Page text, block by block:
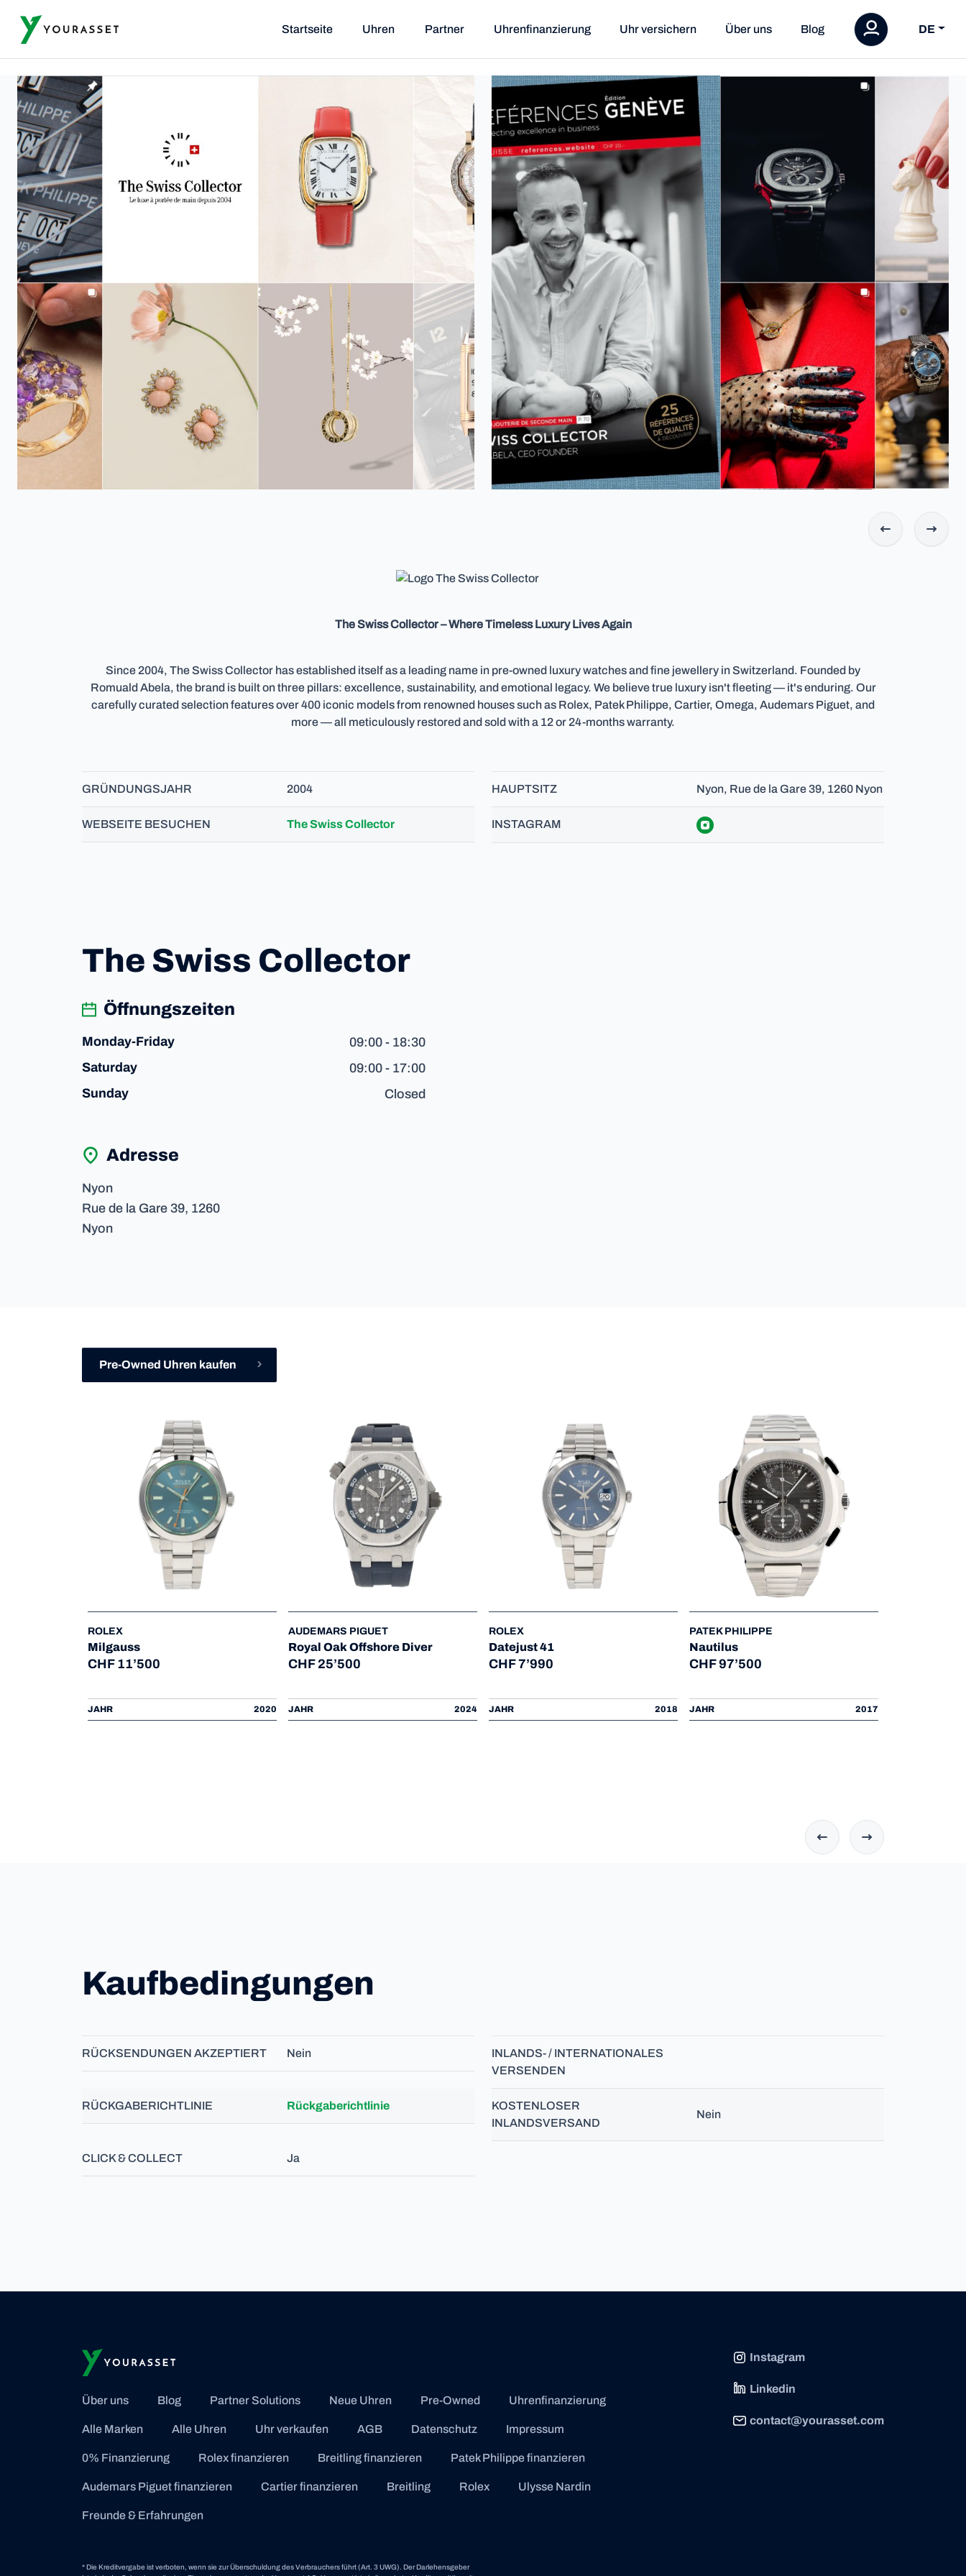
Startseite Uhren Partner Uhrenfinanzierung Uhr versichern Über uns Blog DE
The Swiss Collector – Where Timeless Luxury Lives Again
Since 2004, The Swiss Collector has established itself as a leading name in pre-owned luxury watches and fine jewellery in Switzerland. Founded by
Romuald Abela, the brand is built on three pillars: excellence, sustainability, and emotional legacy. We believe true luxury isn't fleeting — it's enduring. Our
carefully curated selection features over 400 iconic models from renowned houses such as Rolex, Patek Philippe, Cartier, Omega, Audemars Piguet, and
more — all meticulously restored and sold with a 12 or 24-months warranty.
GRÜNDUNGSJAHR 2004 HAUPTSITZ Nyon, Rue de la Gare 39, 1260 Nyon
WEBSEITE BESUCHEN The Swiss Collector INSTAGRAM
The Swiss Collector
Öffnungszeiten
Monday-Friday
09:00 - 18:30
Saturday
09:00 - 17:00
Sunday
Closed
Adresse
Nyon
Rue de la Gare 39, 1260
Nyon
Pre-Owned Uhren kaufen
ROLEX
Milgauss
CHF 11’500
JAHR 2020
AUDEMARS PIGUET
Royal Oak Offshore Diver
CHF 25’500
JAHR 2024
ROLEX
Datejust 41
CHF 7’990
JAHR 2018
PATEK PHILIPPE
Nautilus
CHF 97’500
JAHR 2017
Kaufbedingungen
RÜCKSENDUNGEN AKZEPTIERT Nein
INLANDS- / INTERNATIONALES
VERSENDEN
RÜCKGABERICHTLINIE Rückgaberichtlinie
KOSTENLOSER
INLANDSVERSAND
Nein
CLICK & COLLECT Ja
Über uns Blog Partner Solutions Neue Uhren Pre-Owned Uhrenfinanzierung
Alle Marken Alle Uhren Uhr verkaufen AGB Datenschutz Impressum
0% Finanzierung Rolex finanzieren Breitling finanzieren Patek Philippe finanzieren
Audemars Piguet finanzieren Cartier finanzieren Breitling Rolex Ulysse Nardin
Freunde & Erfahrungen
Instagram
Linkedin
contact@yourasset.com
* Die Kreditvergabe ist verboten, wenn sie zur Überschuldung des Verbrauchers führt (Art. 3 UWG). Der Darlehensgeber